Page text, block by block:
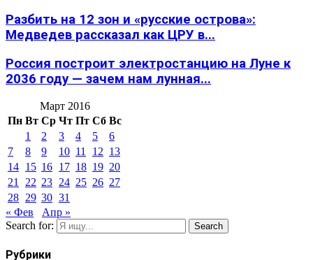
Разбить на 12 зон и «русские острова»:
Медведев рассказал как ЦРУ в...
Россия построит электростанцию на Луне к
2036 году — зачем нам лунная...
Март 2016
Пн Вт Ср Чт Пт Сб Вс
1
2 3 4 5
6
7
8 9 10 11 12 13
14 15 16 17 18 19 20
21
22 23 24 25 26 27
28 29 30 31
« Фев
Апр »
Search for:
Search
Рубрики